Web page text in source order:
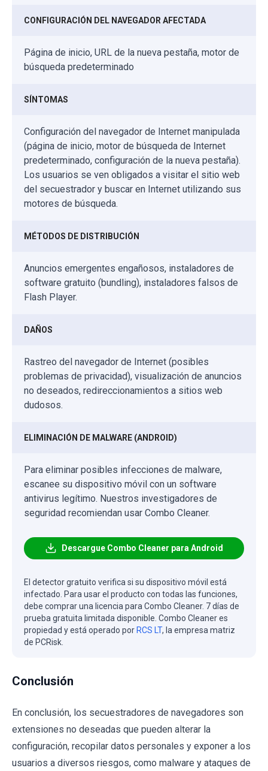
CONFIGURACIÓN DEL NAVEGADOR AFECTADA
Página de inicio, URL de la nueva pestaña, motor de
búsqueda predeterminado
SÍNTOMAS
Configuración del navegador de Internet manipulada
(página de inicio, motor de búsqueda de Internet
predeterminado, configuración de la nueva pestaña).
Los usuarios se ven obligados a visitar el sitio web
del secuestrador y buscar en Internet utilizando sus
motores de búsqueda.
MÉTODOS DE DISTRIBUCIÓN
Anuncios emergentes engañosos, instaladores de
software gratuito (bundling), instaladores falsos de
Flash Player.
DAÑOS
Rastreo del navegador de Internet (posibles
problemas de privacidad), visualización de anuncios
no deseados, redireccionamientos a sitios web
dudosos.
ELIMINACIÓN DE MALWARE (ANDROID)
Para eliminar posibles infecciones de malware,
escanee su dispositivo móvil con un software
antivirus legítimo. Nuestros investigadores de
seguridad recomiendan usar Combo Cleaner.
Descargue Combo Cleaner para Android
El detector gratuito verifica si su dispositivo móvil está
infectado. Para usar el producto con todas las funciones,
debe comprar una licencia para Combo Cleaner. 7 días de
prueba gratuita limitada disponible. Combo Cleaner es
propiedad y está operado por RCS LT, la empresa matriz
de PCRisk.
Conclusión
En conclusión, los secuestradores de navegadores son
extensiones no deseadas que pueden alterar la
configuración, recopilar datos personales y exponer a los
usuarios a diversos riesgos, como malware y ataques de